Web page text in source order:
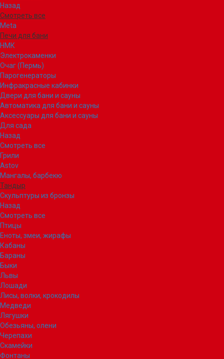
Назад
Смотреть все
Meta
Печи для бани
НМК
Электрокаменки
Очаг (Пермь)
Парогенераторы
Инфракрасные кабинки
Двери для бани и сауны
Автоматика для бани и сауны
Аксессуары для бани и сауны
Для сада
Назад
Смотреть все
Грили
Astov
Мангалы, барбекю
Тандыр
Скульптуры из бронзы
Назад
Смотреть все
Птицы
Еноты, змеи, жирафы
Кабаны
Бараны
Быки
Львы
Лошади
Лисы, волки, крокодилы
Медведи
Лягушки
Обезьяны, олени
Черепахи
Скамейки
Фонтаны